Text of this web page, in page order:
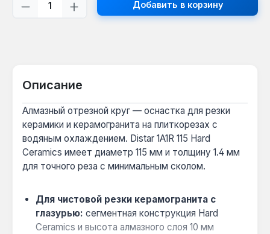
Добавить в корзину
Описание
Алмазный отрезной круг — оснастка для резки
керамики и керамогранита на плиткорезах с
водяным охлаждением. Distar 1A1R 115 Hard
Ceramics имеет диаметр 115 мм и толщину 1.4 мм
для точного реза с минимальным сколом.
Для чистовой резки керамогранита с
глазурью: сегментная конструкция Hard
Ceramics и высота алмазного слоя 10 мм